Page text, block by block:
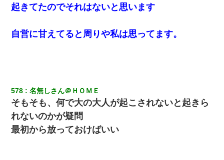
起きてたのでそれはないと思います
自営に甘えてると周りや私は思ってます。
578 名無しさん＠ＨＯＭＥ
そもそも、何で大の大人が起こされないと起きら
れないのかが疑問
最初から放っておけばいい